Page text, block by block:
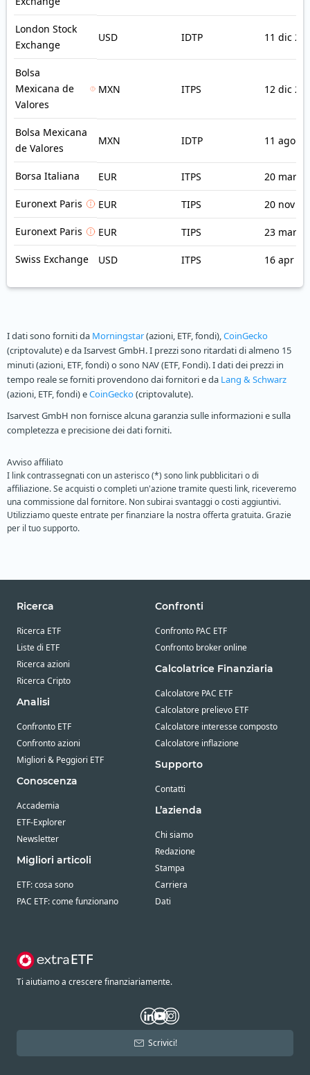
London Stock
Exchange
USD IDTP 11 dic
Bolsa
Mexicana de
Valores
MXN ITPS 12 dic
Bolsa Mexicana
de Valores
MXN IDTP 11 ago
Borsa Italiana EUR ITPS 20 mar
Euronext Paris EUR TIPS 20 nov
Euronext Paris EUR TIPS 23 mar
Swiss Exchange USD ITPS 16 apr
I dati sono forniti da Morningstar(azioni, ETF, fondi),CoinGecko
(criptovalute) e da Isarvest GmbH. I prezzi sono ritardati di almeno 15
minuti (azioni, ETF, fondi) o sono NAV (ETF, Fondi). I dati dei prezzi in
tempo reale se forniti provendono dai fornitori e da Lang & Schwarz
(azioni, ETF, fondi) eCoinGecko(criptovalute).
Isarvest GmbH non fornisce alcuna garanzia sulle informazioni e sulla
completezza e precisione dei dati forniti.
Avviso affiliato
I link contrassegnati con un asterisco (*) sono link pubblicitari o di
affiliazione. Se acquisti o completi un'azione tramite questi link, riceveremo
una commissione dal fornitore. Non subirai svantaggi o costi aggiuntivi.
Utilizziamo queste entrate per finanziare la nostra offerta gratuita. Grazie
per il tuo supporto.
Ricerca
Ricerca ETF
Liste di ETF
Ricerca azioni
Ricerca Cripto
Analisi
Confronto ETF
Confronto azioni
Migliori & Peggiori ETF
Conoscenza
Accademia
ETF-Explorer
Newsletter
Migliori articoli
ETF: cosa sono
PAC ETF: come funzionano
Confronti
Confronto PAC ETF
Confronto broker online
Calcolatrice Finanziaria
Calcolatore PAC ETF
Calcolatore prelievo ETF
Calcolatore interesse composto
Calcolatore inflazione
Supporto
Contatti
L’azienda
Chi siamo
Redazione
Stampa
Carriera
Dati
Ti aiutiamo a crescere finanziariamente.
Scrivici!